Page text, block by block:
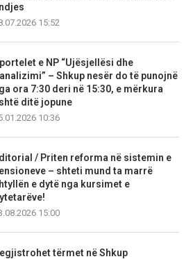
15:52
e NP “Ujësjellësi dhe
– Shkup nesër do të punojnë
ora 7:30 deri në 15:30, e mërkura
ditë jopune
10:36
/ Priten reforma në sistemin e
– shteti mund ta marrë
e dytë nga kursimet e
15:00
tërmet në Shkup